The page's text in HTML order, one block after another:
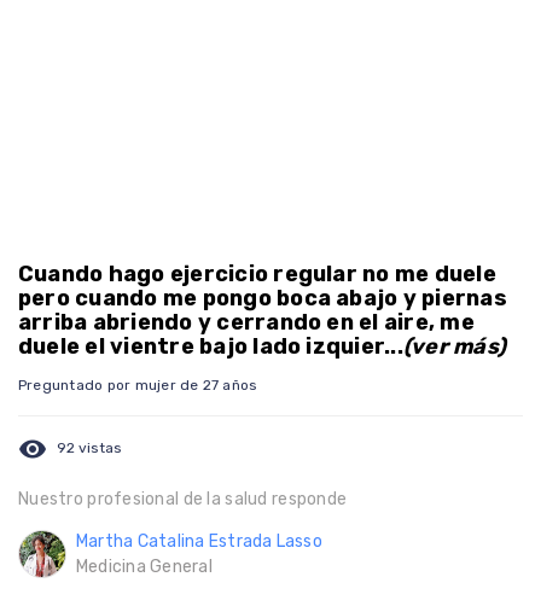
Cuando hago ejercicio regular no me duele
pero cuando me pongo boca abajo y piernas
arriba abriendo y cerrando en el aire, me
duele el vientre bajo lado izquier...(ver más)
Preguntado por mujer de 27 años
visibility 92 vistas
Nuestro profesional de la salud responde
Martha Catalina Estrada Lasso
Medicina General